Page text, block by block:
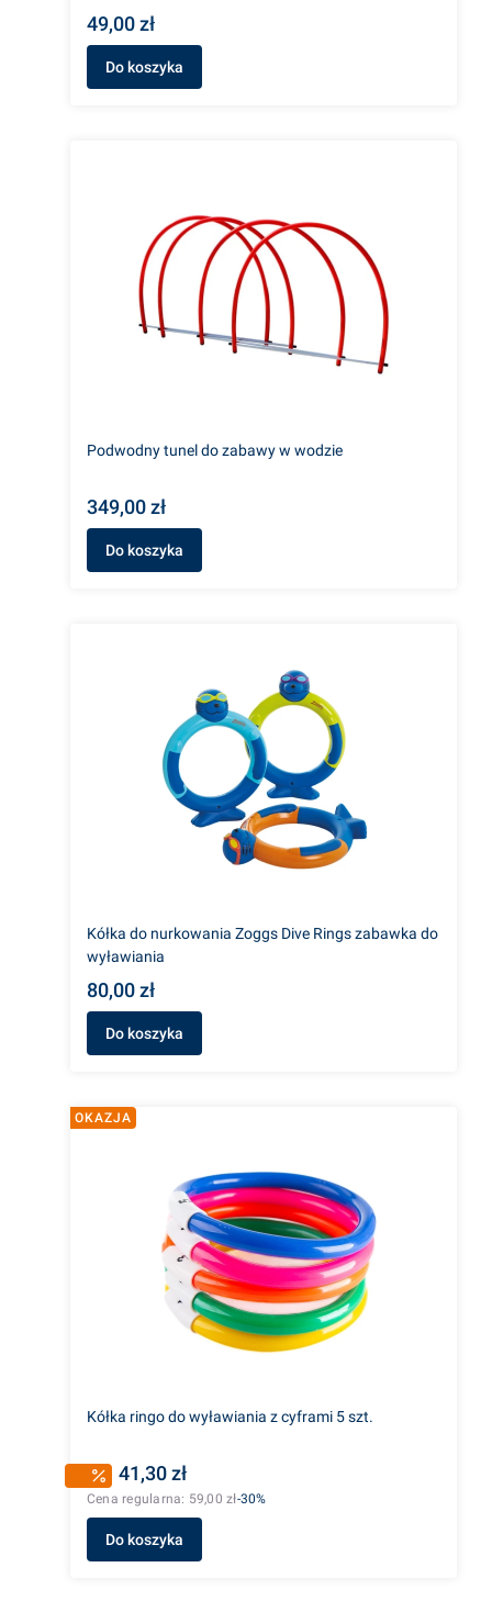
49,00 zł
Do koszyka
Podwodny tunel do zabawy w wodzie
349,00 zł
Do koszyka
Kółka do nurkowania Zoggs Dive Rings zabawka do
wyławiania
80,00 zł
Do koszyka
OKAZJA
Kółka ringo do wyławiania z cyframi 5 szt.
41,30 zł
Cena regularna: 59,00 zł-30%
Do koszyka